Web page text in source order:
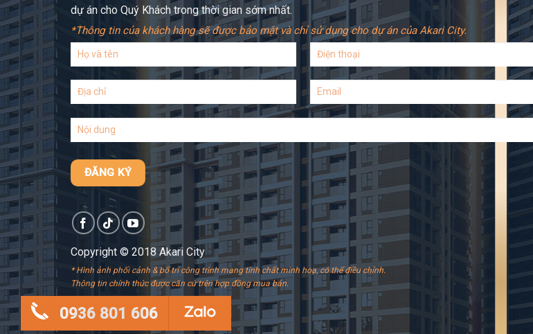
dự án cho Quý Khách trong thời gian sớm nhất.
*Thông tin của khách hàng sẽ được bảo mật và chỉ sử dụng cho dự án của Akari City.
Copyright © 2018 Akari City
* Hình ảnh phối cảnh & bố trí công trình mang tính chất minh hoạ, có thể điều chỉnh.
Thông tin chính thức được căn cứ trên hợp đồng mua bán.
0936 801 606